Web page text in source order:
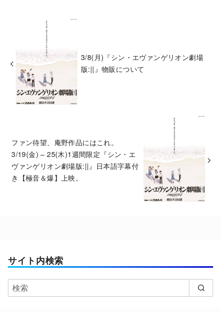
3/8(月)『シン・エヴァンゲリオン劇場
版:||』物販について
ファン待望、庵野作品にはこれ。
3/19(金) – 25(木)1週間限定『シン・エ
ヴァンゲリオン劇場版:||』日本語字幕付
き【極音＆爆】上映。
サイト内検索